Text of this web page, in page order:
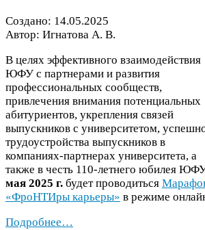
Создано: 14.05.2025
Автор: Игнатова А. В.
В целях эффективного взаимодействия
ЮФУ с партнерами и развития
профессиональных сообществ,
привлечения внимания потенциальных
абитуриентов, укрепления связей
выпускников с университетом,
трудоустройства выпускников в
компаниях-​партнерах университета, а
также в честь 110-​летнего юбилея
мая 2025 г. будет проводиться
«ФроНТИры карьеры» в режиме
Подробнее…